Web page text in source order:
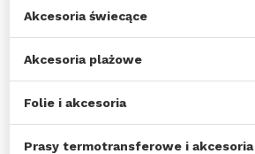
Akcesoria świecące
Akcesoria plażowe
Folie i akcesoria
Prasy termotransferowe i akcesoria